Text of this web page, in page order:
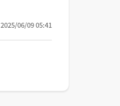
2025/06/09 05:41